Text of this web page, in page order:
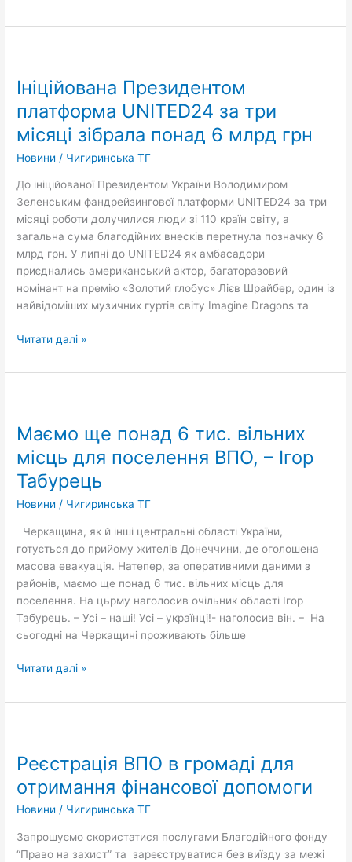
Ініційована Президентом
платформа UNITED24 за три
місяці зібрала понад 6 млрд грн
Новини / Чигиринська ТГ
До ініційованої Президентом України Володимиром
Зеленським фандрейзингової платформи UNITED24 за три
місяці роботи долучилися люди зі 110 країн світу, а
загальна сума благодійних внесків перетнула позначку 6
млрд грн. У липні до UNITED24 як амбасадори
приєднались американський актор, багаторазовий
номінант на премію «Золотий глобус» Лієв Шрайбер, один із
найвідоміших музичних гуртів світу Imagine Dragons та
платформа
UNITED24
за
три
місяці
понад
6
млрд
грн
Читати далі »
Маємо ще понад 6 тис. вільних
місць для поселення ВПО, – Ігор
Табурець
Новини / Чигиринська ТГ
Черкащина, як й інші центральні області України,
готується до прийому жителів Донеччини, де оголошена
масова евакуація. Натепер, за оперативними даними з
районів, маємо ще понад 6 тис. вільних місць для
поселення. На цьрму наголосив очільник області Ігор
Табурець. – Усі – наші! Усі – українці!- наголосив він. – На
сьогодні на Черкащині проживають більше
понад
тис.
вільних
місць
поселення
ВПО,
–
Ігор
Табурець
Читати далі »
Реєстрація ВПО в громаді для
отримання фінансової допомоги
Новини / Чигиринська ТГ
Запрошуємо скористатися послугами Благодійного фонду
“Право на захист” та зареєструватися без виїзду за межі
в
для
отримання
фінансової
допомоги